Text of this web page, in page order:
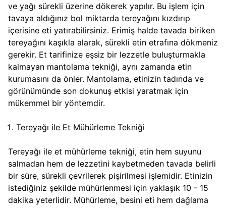
ve yağı sürekli üzerine dökerek yapılır. Bu işlem için
tavaya aldığınız bol miktarda tereyağını kızdırıp
içerisine eti yatırabilirsiniz. Erimiş halde tavada biriken
tereyağını kaşıkla alarak, sürekli etin etrafına dökmeniz
gerekir. Et tarifinize eşsiz bir lezzetle buluşturmakla
kalmayan mantolama tekniği, aynı zamanda etin
kurumasını da önler. Mantolama, etinizin tadında ve
görünümünde son dokunuş etkisi yaratmak için
mükemmel bir yöntemdir.
Tereyağı ile Et Mühürleme Tekniği
Tereyağı ile et mühürleme tekniği, etin hem suyunu
salmadan hem de lezzetini kaybetmeden tavada belirli
bir süre, sürekli çevrilerek pişirilmesi işlemidir. Etinizin
istediğiniz şekilde mühürlenmesi için yaklaşık 10 - 15
dakika yeterlidir. Mühürleme, besini eti hem dağlama